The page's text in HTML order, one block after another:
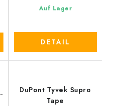
Auf Lager
DETAIL
DuPont Tyvek Supro
Tape